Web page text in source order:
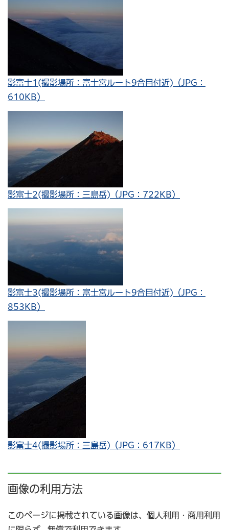
影富士1(撮影場所：富士宮ルート9合目付近)（JPG：
610KB）
影富士2(撮影場所：三島岳)（JPG：722KB）
影富士3(撮影場所：富士宮ルート9合目付近)（JPG：
853KB）
影富士4(撮影場所：三島岳)（JPG：617KB）
画像の利用方法
このページに掲載されている画像は、個人利用・商用利用